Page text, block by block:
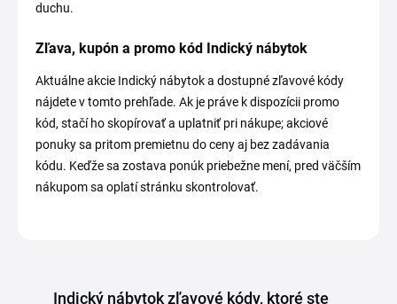
duchu.
Zľava, kupón a promo kód Indický nábytok
Aktuálne akcie Indický nábytok a dostupné zľavové kódy
nájdete v tomto prehľade. Ak je práve k dispozícii promo
kód, stačí ho skopírovať a uplatniť pri nákupe; akciové
ponuky sa pritom premietnu do ceny aj bez zadávania
kódu. Keďže sa zostava ponúk priebežne mení, pred väčším
nákupom sa oplatí stránku skontrolovať.
Indický nábytok zľavové kódy, ktoré ste